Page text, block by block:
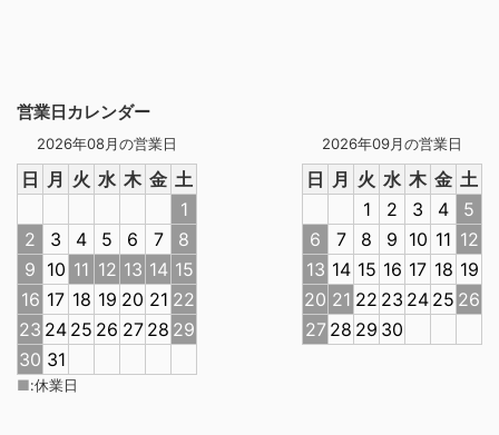
営業日カレンダー
2026年08月の営業日
日 月 火 水 木 金 土
1
2
3 4 5 6 7
8
9 10 11 12 13 14 15
16 17 18 19 20 21 22
23 24 25 26 27 28 29
30 31
2026年09月の営業日
日 月 火 水 木 金 土
1
2 3 4
5
6
7 8 9 10 11 12
13 14 15 16 17 18 19
20 21 22 23 24 25 26
27 28 29 30
■:休業日